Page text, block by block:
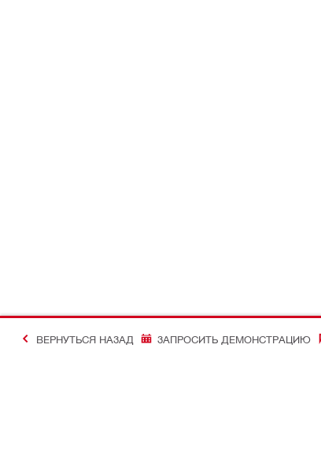
ВЕРНУТЬСЯ НАЗАД ЗАПРОСИТЬ ДЕМОНСТРАЦИЮ